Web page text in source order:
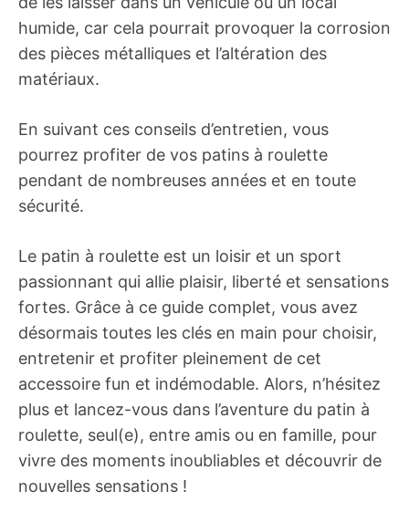
humide, car cela pourrait provoquer la corrosion
des pièces métalliques et l’altération des
matériaux.
En suivant ces conseils d’entretien, vous
pourrez profiter de vos patins à roulette
pendant de nombreuses années et en toute
sécurité.
Le patin à roulette est un loisir et un sport
passionnant qui allie plaisir, liberté et sensations
fortes. Grâce à ce guide complet, vous avez
désormais toutes les clés en main pour choisir,
entretenir et profiter pleinement de cet
accessoire fun et indémodable. Alors, n’hésitez
plus et lancez-vous dans l’aventure du patin à
roulette, seul(e), entre amis ou en famille, pour
vivre des moments inoubliables et découvrir de
nouvelles sensations !